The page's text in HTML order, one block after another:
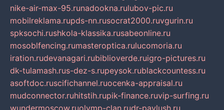
nike-air-max-95.runadookna.rulubov-pic.ru
mobilreklama.rupds-nn.rusocrat2000.ruvgurin.ru
spksochi.rushkola-klassika.rusabeonline.ru
mosoblfencing.rumasteroptica.rulucomoria.ru
iration.rudevanagari.rubiblioverde.ruigro-pictures.ru
dk-tulamash.rus-dez-s.rupeysok.rublackcountess.ru
asoftdoc.ruscifichannel.ruocenka-appraisal.ru
mudconnector.ruhitstih.rupik-finance.ruvip-surfing.ru
wundermoscow.ruolymp-clan.rudr-pavlush.ru